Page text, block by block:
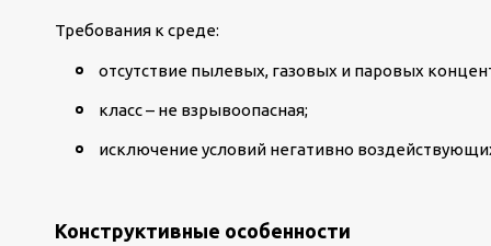
Требования к среде:
отсутствие пылевых, газовых и паровых
класс – не взрывоопасная;
исключение условий негативно
Конструктивные особенности